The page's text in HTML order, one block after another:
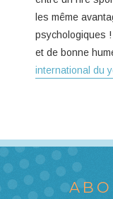
les même
psychologiques
et de bonne
international du